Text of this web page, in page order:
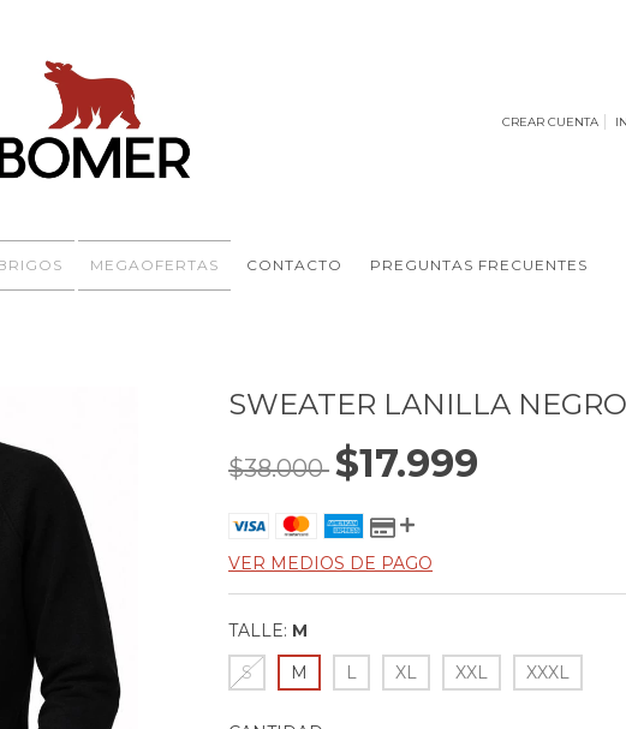
CREAR CUENTA
MEGAOFERTAS CONTACTO PREGUNTAS FRECUENTES
SWEATER LANILLA NEGRO
$38.000 $17.999
VER MEDIOS DE PAGO
TALLE: M
S
M L XL XXL XXXL